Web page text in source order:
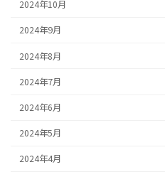
2024年10月
2024年9月
2024年8月
2024年7月
2024年6月
2024年5月
2024年4月